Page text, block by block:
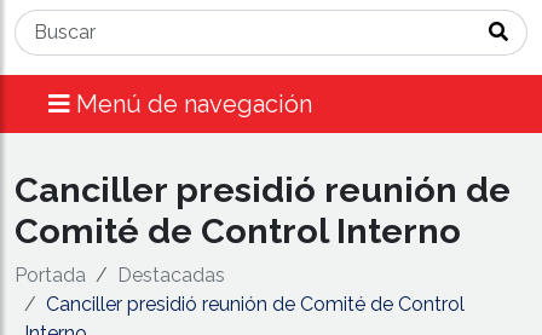
Menú de navegación
Canciller presidió reunión de
Comité de Control Interno
Portada
Destacadas
Canciller presidió reunión de Comité de Control